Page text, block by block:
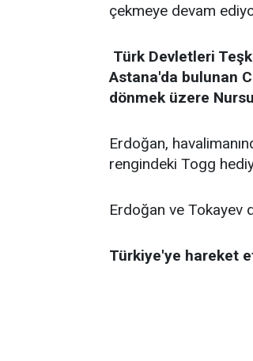
çekmeye devam
Türk Devletleri
Astana'da bulunan
dönmek üzere
Erdoğan,
rengindeki Togg
Erdoğan ve Tokayev
Türkiye'ye hareket